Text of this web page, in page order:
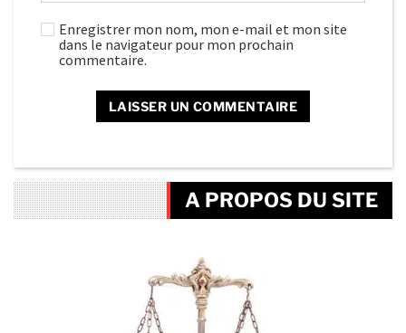
Enregistrer mon nom, mon e-mail et mon site
dans le navigateur pour mon prochain
commentaire.
A PROPOS DU SITE